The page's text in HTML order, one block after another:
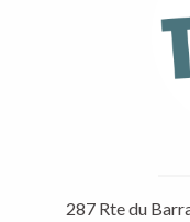
287 Rte du